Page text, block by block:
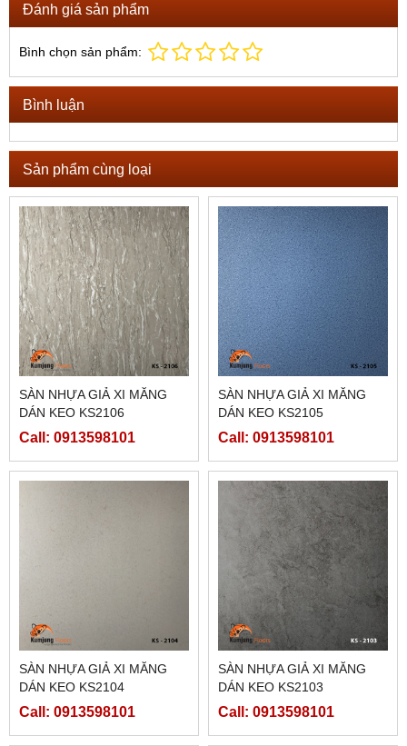
Đánh giá sản phẩm
Bình chọn sản phẩm:
Bình luận
Sản phẩm cùng loại
SÀN NHỰA GIẢ XI MĂNG
DÁN KEO KS2106
Call: 0913598101
SÀN NHỰA GIẢ XI MĂNG
DÁN KEO KS2105
Call: 0913598101
SÀN NHỰA GIẢ XI MĂNG
DÁN KEO KS2104
Call: 0913598101
SÀN NHỰA GIẢ XI MĂNG
DÁN KEO KS2103
Call: 0913598101